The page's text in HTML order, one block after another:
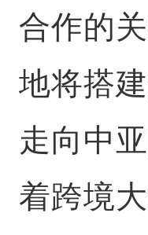
合作的
地将搭
走向中
着跨境